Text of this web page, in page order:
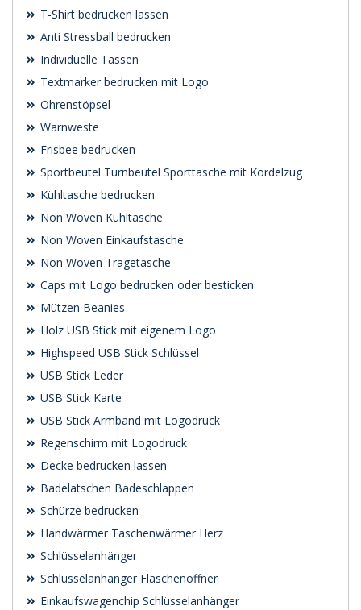
T-Shirt bedrucken lassen
Anti Stressball bedrucken
Individuelle Tassen
Textmarker bedrucken mit Logo
Ohrenstöpsel
Warnweste
Frisbee bedrucken
Sportbeutel Turnbeutel Sporttasche mit Kordelzug
Kühltasche bedrucken
Non Woven Kühltasche
Non Woven Einkaufstasche
Non Woven Tragetasche
Caps mit Logo bedrucken oder besticken
Mützen Beanies
Holz USB Stick mit eigenem Logo
Highspeed USB Stick Schlüssel
USB Stick Leder
USB Stick Karte
USB Stick Armband mit Logodruck
Regenschirm mit Logodruck
Decke bedrucken lassen
Badelatschen Badeschlappen
Schürze bedrucken
Handwärmer Taschenwärmer Herz
Schlüsselanhänger
Schlüsselanhänger Flaschenöffner
Einkaufswagenchip Schlüsselanhänger